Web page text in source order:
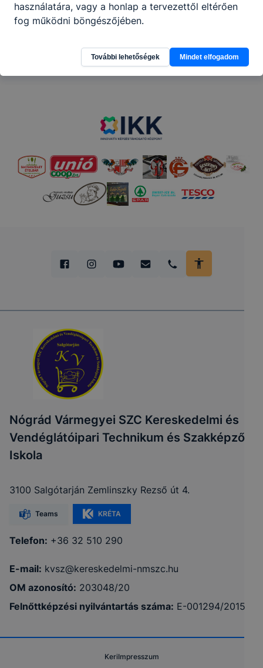
Partnereink
Nógrád Vármegyei SZC Kereskedelmi és
Vendéglátóipari Technikum és Szakképző
Iskola
3100 Salgótarján Zemlinszky Rezső út 4.
Teams KRÉTA
Telefon: +36 32 510 290
E-mail: kvsz@kereskedelmi-nmszc.hu
OM azonosító: 203048/20
Felnőttképzési nyilvántartás száma: E-001294/2015
KeriImpresszum
használatára, vagy a honlap a tervezettől eltérően
fog működni böngészőjében.
További lehetőségek Mindet elfogadom